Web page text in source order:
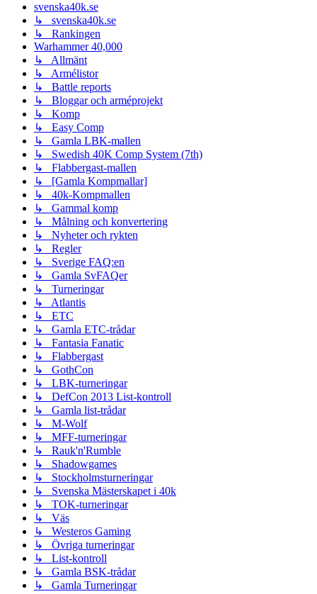
svenska40k.se
↳ svenska40k.se
↳ Rankingen
Warhammer 40,000
↳ Allmänt
↳ Armélistor
↳ Battle reports
↳ Bloggar och arméprojekt
↳ Komp
↳ Easy Comp
↳ Gamla LBK-mallen
↳ Swedish 40K Comp System (7th)
↳ Flabbergast-mallen
↳ [Gamla Kompmallar]
↳ 40k-Kompmallen
↳ Gammal komp
↳ Målning och konvertering
↳ Nyheter och rykten
↳ Regler
↳ Sverige FAQ:en
↳ Gamla SvFAQer
↳ Turneringar
↳ Atlantis
↳ ETC
↳ Gamla ETC-trådar
↳ Fantasia Fanatic
↳ Flabbergast
↳ GothCon
↳ LBK-turneringar
↳ DefCon 2013 List-kontroll
↳ Gamla list-trådar
↳ M-Wolf
↳ MFF-turneringar
↳ Rauk'n'Rumble
↳ Shadowgames
↳ Stockholmsturneringar
↳ Svenska Mästerskapet i 40k
↳ TOK-turneringar
↳ Väs
↳ Westeros Gaming
↳ Övriga turneringar
↳ List-kontroll
↳ Gamla BSK-trådar
↳ Gamla Turneringar